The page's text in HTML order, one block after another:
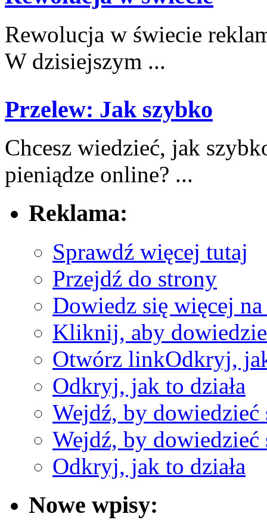
Rewolucja w świecie
W⁣ dzisiejszym ...
Przelew: Jak szybko
Chcesz​ wiedzieć, jak‌
pieniądze online? ...
Reklama:
Sprawdź więcej tutaj
Przejdź do strony
Dowiedz się więcej
Kliknij, aby
Otwórz linkOdkryj,
Odkryj, jak to działa
Wejdź, by dowiedzieć
Wejdź, by dowiedzieć
Odkryj, jak to działa
Nowe wpisy: